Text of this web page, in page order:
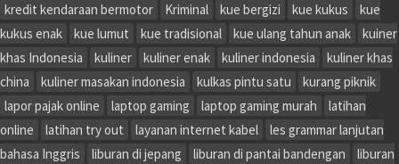
kredit kendaraan bermotor
Kriminal kue bergizi kue kukus
kue
kukus enak
kue lumut kue tradisional kue ulang tahun anak
kuiner
khas Indonesia
kuliner kuliner enak kuliner indonesia
kuliner khas
china
kuliner masakan indonesia kulkas pintu satu
kurang piknik
lapor pajak online
laptop gaming laptop gaming murah
latihan
online
latihan try out layanan internet kabel
les grammar lanjutan
bahasa Inggris
liburan di jepang liburan di pantai bandengan
liburan